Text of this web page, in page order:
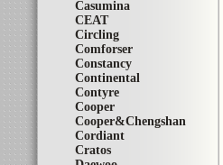
Casumina
CEAT
Circling
Comforser
Constancy
Continental
Contyre
Cooper
Cooper&Chengshan
Cordiant
Cratos